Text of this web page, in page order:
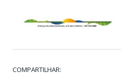
COMPARTILHAR: